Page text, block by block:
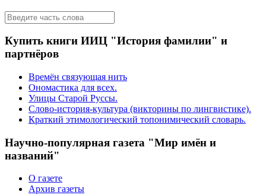
Купить книги ИИЦ "История фамилии" и
партнёров
Времён связующая нить
Ономастика для всех.
Улицы Старой Руссы.
Слово-история-культура (викторины по лингвистике).
Краткий этимологический топонимический словарь.
Научно-популярная газета "Мир имён и
названий"
О газете
Архив газеты